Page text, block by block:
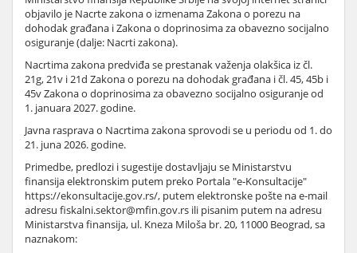
objavilo je Nacrte zakona o izmenama Zakona o porezu na
dohodak građana i Zakona o doprinosima za obavezno socijalno
osiguranje (dalje: Nacrti zakona).
Nacrtima zakona predviđa se prestanak važenja olakšica iz čl.
21g, 21v i 21d Zakona o porezu na dohodak građana i čl. 45, 45b i
45v Zakona o doprinosima za obavezno socijalno osiguranje od
1. januara 2027. godine.
Javna rasprava o Nacrtima zakona sprovodi se u periodu od 1. do
21. juna 2026. godine.
Primedbe, predlozi i sugestije dostavljaju se Ministarstvu
finansija elektronskim putem preko Portala "e-Konsultacije"
https://ekonsultacije.gov.rs/, putem elektronske pošte na e-mail
adresu fiskalni.sektor@mfin.gov.rs ili pisanim putem na adresu
Ministarstva finansija, ul. Kneza Miloša br. 20, 11000 Beograd, sa
naznakom: